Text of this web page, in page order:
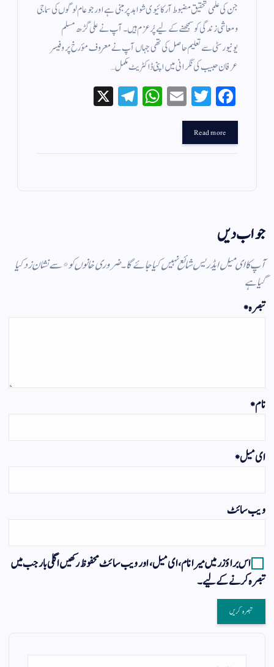
جن کی علمی تحقیق مضبوط آرکائیوی شواہد پر مبنی ہے اور جو عام لوگوں کی سماجی
و معاشی زندگی کو سمجھنے کے لیے پُرعزم ہیں۔ آپ نے علی گڑھ مسلم
یونیورسٹی سے تعلیم حاصل کی تھی جہاں آپ نے معروف مؤرخ پروفیسر
عرفان حبیب کی نگرانی میں اپنی ڈاکٹریٹ مکمل…
Fa
ce
bo
ok
T
wi
r
E
m
W
ha
Te
le
Read more
جواب دیں
آپ کا ای میل ایڈریس شائع نہیں کیا جائے گا۔ضروری خانوں کو*سے نشان زد کیا
گیا ہے
تبصرہ*
نام*
ای میل*
ویب‌ سائٹ
اس براؤزر میں میرا نام، ای میل، اور ویب سائٹ محفوظ رکھیں اگلی بار جب میں
تبصرہ کرنے کےلیے۔